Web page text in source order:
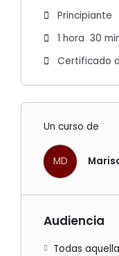
Principiante
1 hora 30
Certificado
Un curso de
MD
Audiencia
Todas